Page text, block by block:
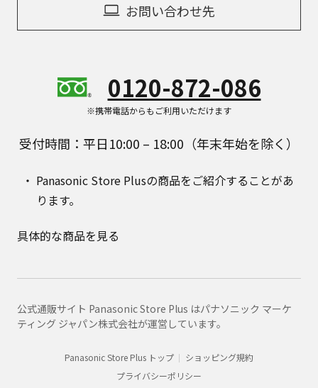
お問い合わせ先
0120-872-086
※携帯電話からもご利用いただけます
受付時間：平日10:00 – 18:00（年末年始を除く）
Panasonic Store Plusの商品をご紹介することがあ
ります。
具体的な商品を見る
公式通販サイト Panasonic Store Plus はパナソニック マーケ
ティング ジャパン株式会社が運営しています。
Panasonic Store Plus トップ
ショッピング規約
プライバシーポリシー